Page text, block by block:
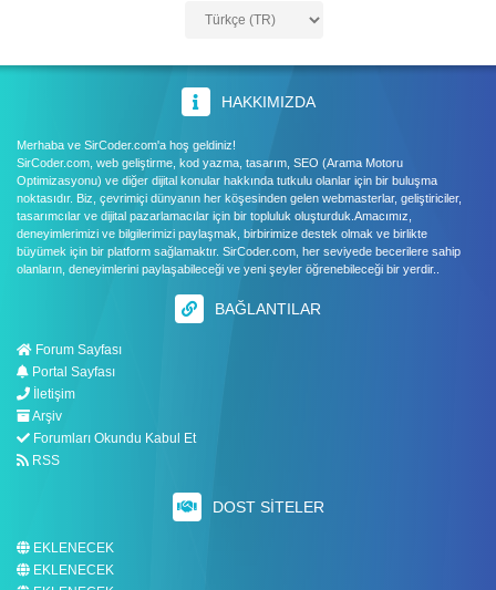
HAKKIMIZDA
Merhaba ve SirCoder.com'a hoş geldiniz!
SirCoder.com, web geliştirme, kod yazma, tasarım, SEO (Arama Motoru
Optimizasyonu) ve diğer dijital konular hakkında tutkulu olanlar için bir buluşma
noktasıdır. Biz, çevrimiçi dünyanın her köşesinden gelen webmasterlar, geliştiriciler,
tasarımcılar ve dijital pazarlamacılar için bir topluluk oluşturduk.Amacımız,
deneyimlerimizi ve bilgilerimizi paylaşmak, birbirimize destek olmak ve birlikte
büyümek için bir platform sağlamaktır. SirCoder.com, her seviyede becerilere sahip
olanların, deneyimlerini paylaşabileceği ve yeni şeyler öğrenebileceği bir yerdir..
BAĞLANTILAR
Forum Sayfası
Portal Sayfası
İletişim
Arşiv
Forumları Okundu Kabul Et
RSS
DOST SITELER
EKLENECEK
EKLENECEK